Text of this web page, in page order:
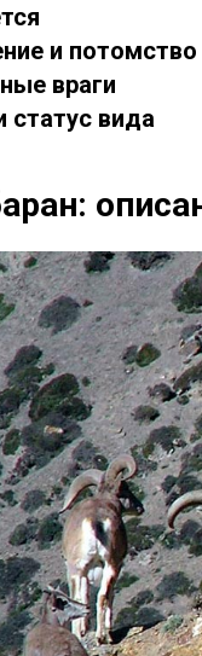
и потомство
враги
статус вида